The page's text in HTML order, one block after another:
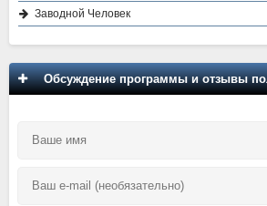
Заводной Человек
Обсуждение программы и отзывы